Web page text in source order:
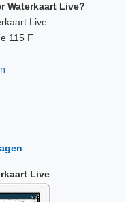
Waterkaart Live?
Live
115 F
Live